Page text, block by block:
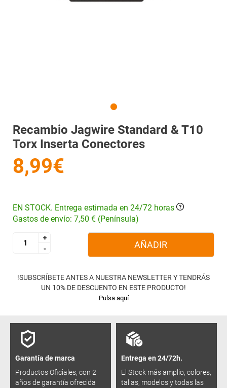
Recambio Jagwire Standard & T10
Torx Inserta Conectores
8,99€
EN STOCK. Entrega estimada en 24/72 horas
Gastos de envío: 7,50 € (Península)
+
-
+
-
AÑADIR
!SUBSCRÍBETE ANTES A NUESTRA NEWSLETTER Y TENDRÁS
UN 10% DE DESCUENTO EN ESTE PRODUCTO!
Pulsa aquí
Garantía de marca
Productos Oficiales, con 2
años de garantía ofrecida
Entrega en 24/72h.
El Stock más amplio, colores,
tallas, modelos y todas las